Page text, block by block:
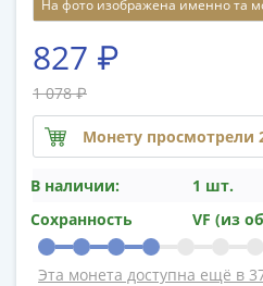
памятные
(10р)
аналогичные
(10р)
Победы
На фото изображена именно та
827 ₽
1 078 ₽
Монету просмотрели
В наличии:
1 шт.
Сохранность
VF (из
Эта монета доступна ещё в